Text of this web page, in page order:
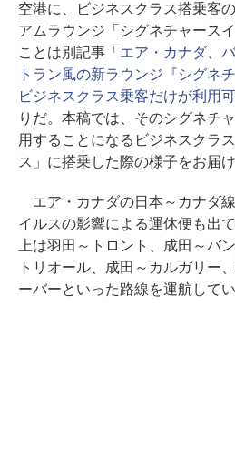
空港に、ビジネスクラス搭乗客
アムラウンジ「シグネチャース
ことは別記事「 エア・カナダ、
トラン風の新ラウンジ『シグネ
ビジネスクラス乗客だけが利用
りだ。本稿では、そのシグネチ
用することになるビジネスクラ
ス」に搭乗した際の様子をお届け
エア・カナダの日本～カナダ
イルスの影響による運休便も出
上は羽田～トロント、成田～バ
トリオール、成田～カルガリー
ーバーといった路線を運航してい